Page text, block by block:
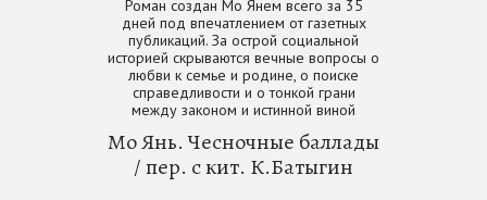
Роман создан Мо Янем всего за 35
дней под впечатлением от газетных
публикаций. За острой социальной
историей скрываются вечные вопросы о
любви к семье и родине, о поиске
справедливости и о тонкой грани
между законом и истинной виной
Мо Янь. Чесночные баллады
/ пер. с кит. К.Батыгин